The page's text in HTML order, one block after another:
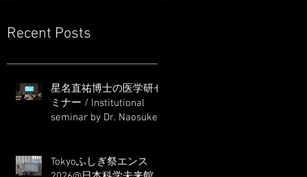
Recent Posts
星名直祐博士の医学研セ
ミナー / Institutional
seminar by Dr. Naosuke
Tokyoふしぎ祭エンス